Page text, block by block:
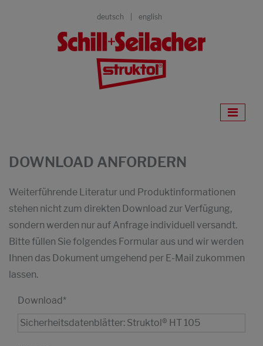
deutsch english
DOWNLOAD ANFORDERN
Weiterführende Literatur und Produktinformationen
stehen nicht zum direkten Download zur Verfügung,
sondern werden nur auf Anfrage individuell versandt.
Bitte füllen Sie folgendes Formular aus und wir werden
Ihnen das Dokument umgehend per E-Mail zukommen
lassen.
Download*